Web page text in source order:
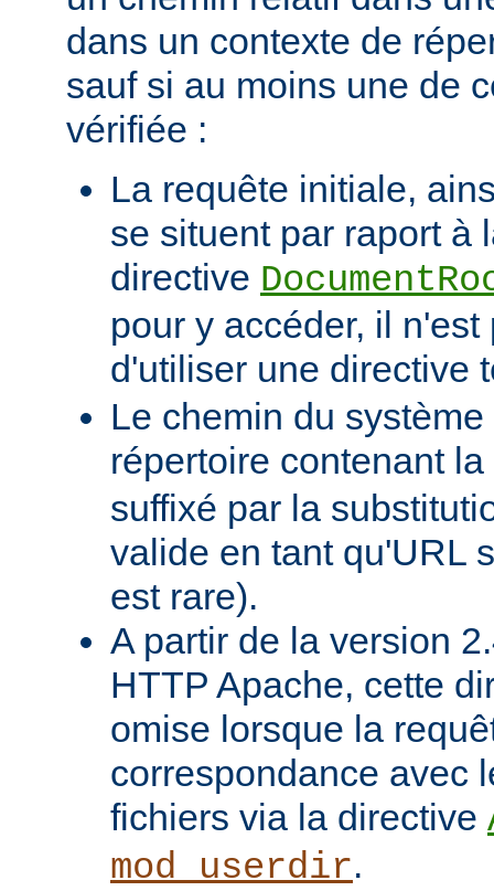
dans un contexte de
sauf si au moins une de
vérifiée :
La requête initiale,
se situent par raport à
directive
pour y accéder, il
d'utiliser une directive
Le chemin du
répertoire contenant la
suffixé par la
valide en tant qu'URL
est rare).
A partir de la version
HTTP Apache, cette
omise lorsque la
correspondance avec
fichiers via la directive
mod_userdir.